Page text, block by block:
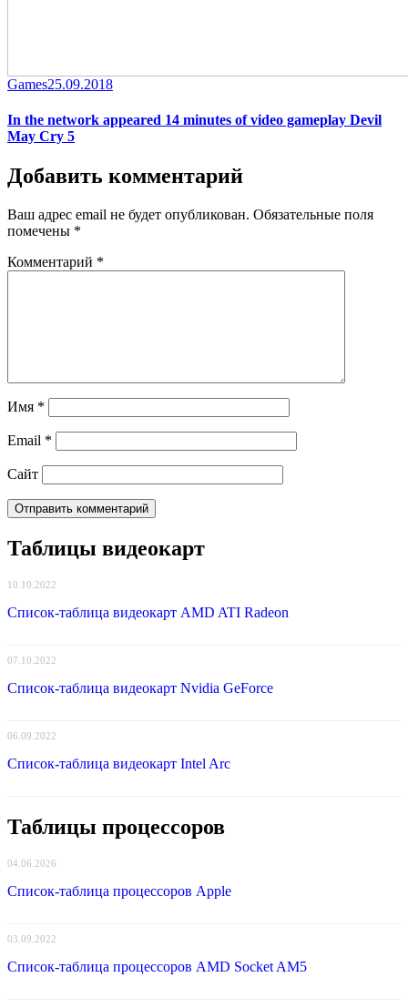
Category
GamesPosted
25.09.2018
In the network appeared 14 minutes of video gameplay Devil
May Cry 5
Добавить комментарий
Ваш адрес email не будет опубликован. Обязательные поля
помечены *
Комментарий *
Имя *
Email *
Сайт
Таблицы видеокарт
10.10.2022
Список-таблица видеокарт AMD ATI Radeon
07.10.2022
Список-таблица видеокарт Nvidia GeForce
06.09.2022
Список-таблица видеокарт Intel Arc
Таблицы процессоров
04.06.2026
Список-таблица процессоров Apple
03.09.2022
Список-таблица процессоров AMD Socket AM5